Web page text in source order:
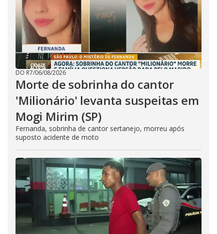
DO R7/06/08/2026
Morte de sobrinha do cantor
'Milionário' levanta suspeitas em
Mogi Mirim (SP)
Fernanda, sobrinha de cantor sertanejo, morreu após
suposto acidente de moto